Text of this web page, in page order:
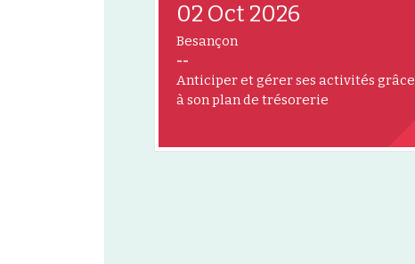
02 Oct 2026
Besançon
--
Anticiper et gérer ses activités grâce
à son plan de trésorerie